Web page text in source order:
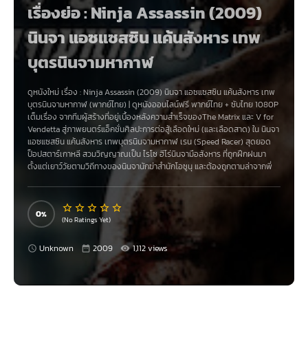
เรื่องย่อ : Ninja Assassin (2009)
นินจา แอซแซสซิน แค้นสังหาร เทพ
บุตรนินจามหากาฬ
ดูหนังใหม่ เรื่อง :Ninja Assassin (2009) นินจา แอซแซสซิน แค้นสังหาร เทพ
บุตรนินจามหากาฬ (พากย์ไทย) |ดูหนังออนไลน์ฟรีพากย์ไทย+ ซับไทย1080P
เต็มเรื่อง จากทีมผู้สร้างที่อยู่เบื้องหลังความสำเร็จของThe Matrix และ V for
Vendetta สู่ภาพยนตร์แอ็คชั่นศิลปะการต่อสู้เลือดใหม่ (และเลือดสาด) ใน นินจา
แอซแซสซิน แค้นสังหาร เทพบุตรนินจามหากาฬ เรน (Speed Racer) สุดยอด
ป็อปสตาร์เกาหลี สวมวิญญาณเป็น ไรโซ ฮีโร่นินจามือสังหาร ที่ถูกฝึกฝนมา
ตั้งแต่เยาว์วัยตามวิถีทางของนินจานักฆ่าสำนักโอซูนุ และต้องถูกตามล่าจากพี่
น้องนินจาสำนักเดียวกัน โทษฐานที่หันหลังให้กับพวกพ้องและเจ้าสำนักผู้น่าเกรง
ขาม (โช โคซูกิ สุดยอดตำนานศิลปะการต่อสู้) ซึ่งทำให้ไรโซต้องหนีการตามล่าไป
พร้อมกับเจ้าหน้าที่สายลับแห่งยูโรโพล (นาโอมิ ฉฮร์ริส) ที่มีหลักฐานว่าสำนักโอซู
นุได้รับจ้างรัฐบาลในการฆ่าคน สาดความมันส์ไม่ยั้งตั้งแต่ต้นจนจบ
0 (No Ratings Yet)
Unknown 2009 1,112 views